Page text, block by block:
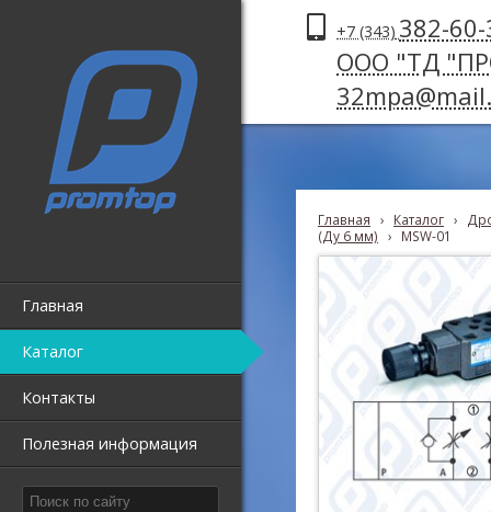
Главная
Каталог
Контакты
Полезная информация
+7 (343) 382-
ООО "ТД
Главная › Каталог ›
(Ду 6 мм)
› MSW-01